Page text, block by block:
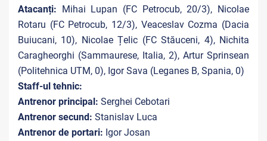
Atacanți: Mihai Lupan (FC Petrocub, 20/3), Nicolae
Rotaru (FC Petrocub, 12/3), Veaceslav Cozma (Dacia
Buiucani, 10), Nicolae Țelic (FC Stăuceni, 4), Nichita
Caragheorghi (Sammaurese, Italia, 2), Artur Sprinsean
(Politehnica UTM, 0), Igor Sava (Leganes B, Spania, 0)
Staff-ul tehnic:
Antrenor principal: Serghei Cebotari
Antrenor secund: Stanislav Luca
Antrenor de portari: Igor Josan